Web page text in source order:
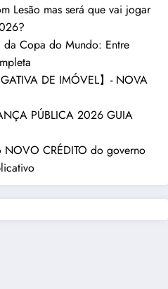
Lesão mas será que vai jogar
da Copa do Mundo: Entre
DE IMÓVEL】- NOVA
PÚBLICA 2026 GUIA
CRÉDITO do governo